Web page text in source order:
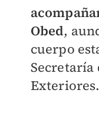
Obed,
cuerpo
Secretaría
Exteriores.